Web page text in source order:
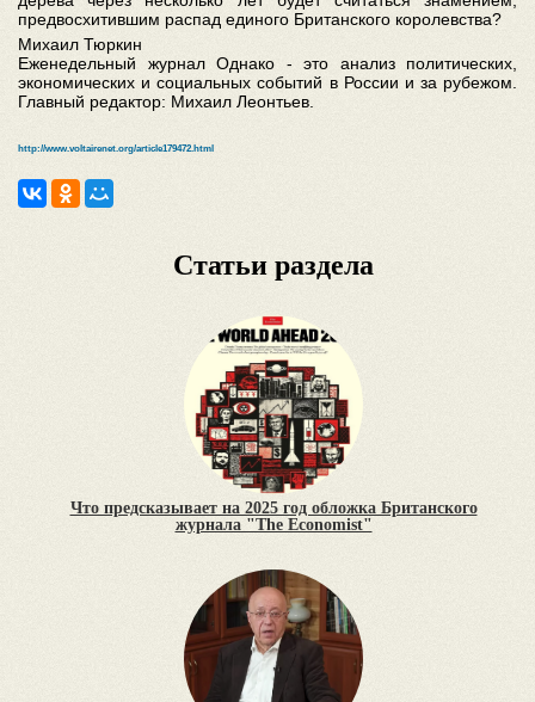
предвосхитившим распад единого Британского королевства?
Михаил Тюркин
Еженедельный журнал Однако - это анализ политических,
экономических и социальных событий в России и за рубежом.
Главный редактор: Михаил Леонтьев.
http://www.voltairenet.org/article179472.html
Статьи раздела
Что предсказывает на 2025 год обложка Британского
журнала "The Economist"